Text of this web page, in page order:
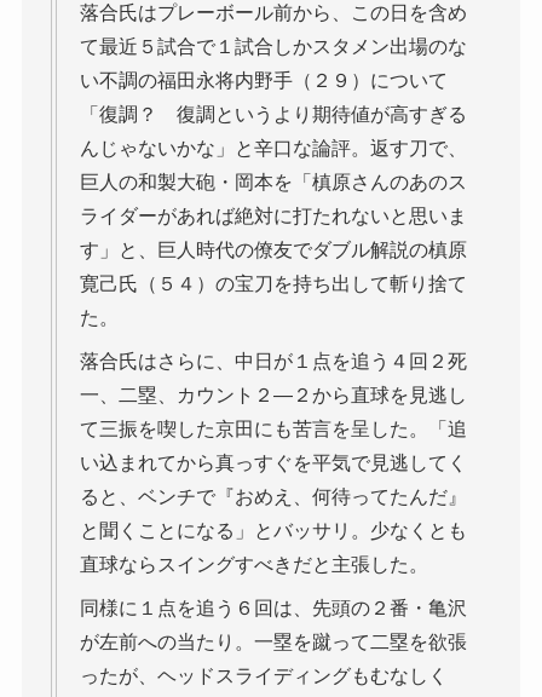
落合氏はプレーボール前から、この日を含め
て最近５試合で１試合しかスタメン出場のな
い不調の福田永将内野手（２９）について
「復調？ 復調というより期待値が高すぎる
んじゃないかな」と辛口な論評。返す刀で、
巨人の和製大砲・岡本を「槙原さんのあのス
ライダーがあれば絶対に打たれないと思いま
す」と、巨人時代の僚友でダブル解説の槙原
寛己氏（５４）の宝刀を持ち出して斬り捨て
た。
落合氏はさらに、中日が１点を追う４回２死
一、二塁、カウント２―２から直球を見逃し
て三振を喫した京田にも苦言を呈した。「追
い込まれてから真っすぐを平気で見逃してく
ると、ベンチで『おめえ、何待ってたんだ』
と聞くことになる」とバッサリ。少なくとも
直球ならスイングすべきだと主張した。
同様に１点を追う６回は、先頭の２番・亀沢
が左前への当たり。一塁を蹴って二塁を欲張
ったが、ヘッドスライディングもむなしく